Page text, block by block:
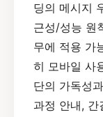
딩의 메시지
근성/성능 원
무에 적용 가
히 모바일 사
단의 가독성
과정 안내,